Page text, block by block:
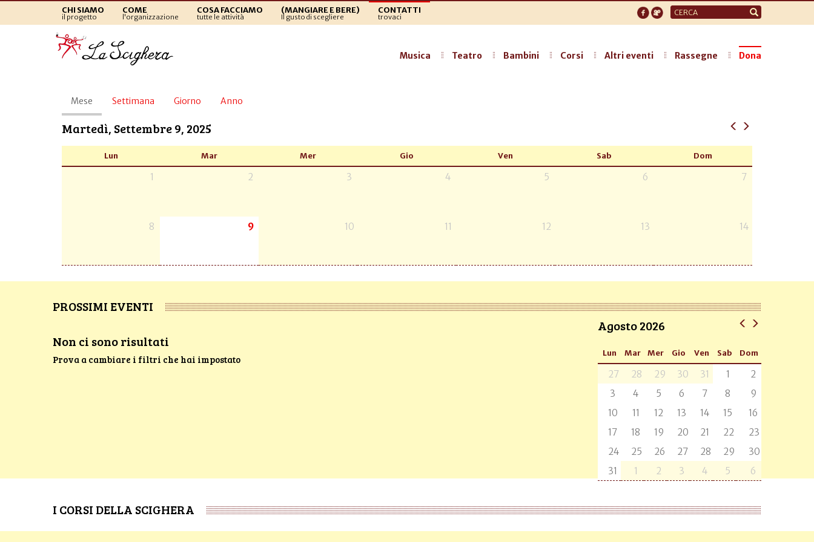
CHI SIAMO
il progetto
COME
l'organizzazione
COSA FACCIAMO
tutte le attività
(MANGIARE E BERE)
Il gusto di scegliere
CONTATTI
trovaci
Form
di
Musica Teatro Bambini Corsi Altri eventi Rassegne Dona
Schede
primarie
Mese (scheda
attiva)
Settimana Giorno Anno
Martedì, Settembre 9, 2025
Lun Mar Mer Gio Ven Sab Dom
1 2 3 4 5 6 7
8 9 10 11 12 13 14
PROSSIMI EVENTI
Non ci sono risultati
Prova a cambiare i filtri che hai impostato
Agosto 2026
Lun Mar Mer Gio Ven Sab Dom
27 28 29 30 31 1
2
3
4 5 6 7 8
9
10
11 12 13 14 15
16
17
18 19 20 21 22
23
24
25 26 27 28 29
30
31
1 2 3 4 5 6
I CORSI DELLA SCIGHERA